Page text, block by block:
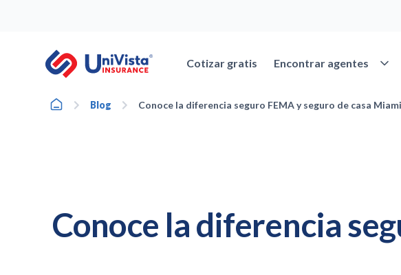
Cotizar gratis Encontrar agentes Abrir
Home Blog Conoce la diferencia seguro FEMA y seguro de casa Miami
Conoce la diferencia